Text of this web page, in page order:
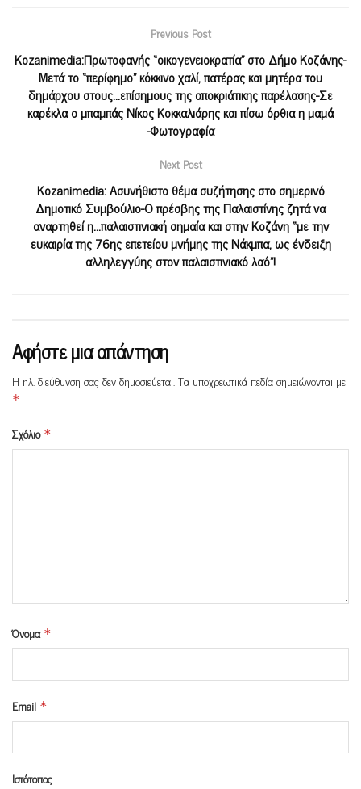
Previous Post
Kozanimedia:Πρωτοφανής “οικογενειοκρατία” στο Δήμο Κοζάνης-
Μετά το “περίφημο” κόκκινο χαλί, πατέρας και μητέρα του
δημάρχου στους…επίσημους της αποκριάτικης παρέλασης-Σε
καρέκλα ο μπαμπάς Νίκος Κοκκαλιάρης και πίσω όρθια η μαμά
-Φωτογραφία
Next Post
Kozanimedia: Ασυνήθιστο θέμα συζήτησης στο σημερινό
Δημοτικό Συμβούλιο-Ο πρέσβης της Παλαιστίνης ζητά να
αναρτηθεί η…παλαιστινιακή σημαία και στην Κοζάνη “με την
ευκαιρία της 76ης επετείου μνήμης της Νάκμπα, ως ένδειξη
αλληλεγγύης στον παλαιστινιακό λαό”!
Αφήστε μια απάντηση
Η ηλ. διεύθυνση σας δεν δημοσιεύεται.Τα υποχρεωτικά πεδία σημειώνονται με
*
Σχόλιο *
Όνομα *
Email *
Ιστότοπος